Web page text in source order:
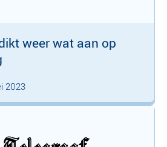
weer wat aan op
2023